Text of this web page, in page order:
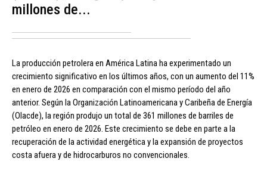
millones de...
La producción petrolera en América Latina ha experimentado un
crecimiento significativo en los últimos años, con un aumento del 11%
en enero de 2026 en comparación con el mismo período del año
anterior. Según la Organización Latinoamericana y Caribeña de Energía
(Olacde), la región produjo un total de 361 millones de barriles de
petróleo en enero de 2026. Este crecimiento se debe en parte a la
recuperación de la actividad energética y la expansión de proyectos
costa afuera y de hidrocarburos no convencionales.